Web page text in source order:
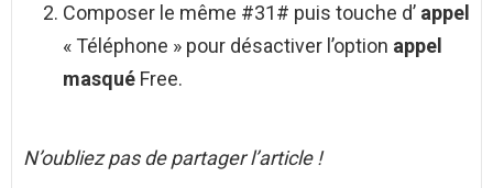
Composer le même #31# puis touche d’ appel
« Téléphone » pour désactiver l’option appel
masqué Free.
N’oubliez pas de partager l’article !